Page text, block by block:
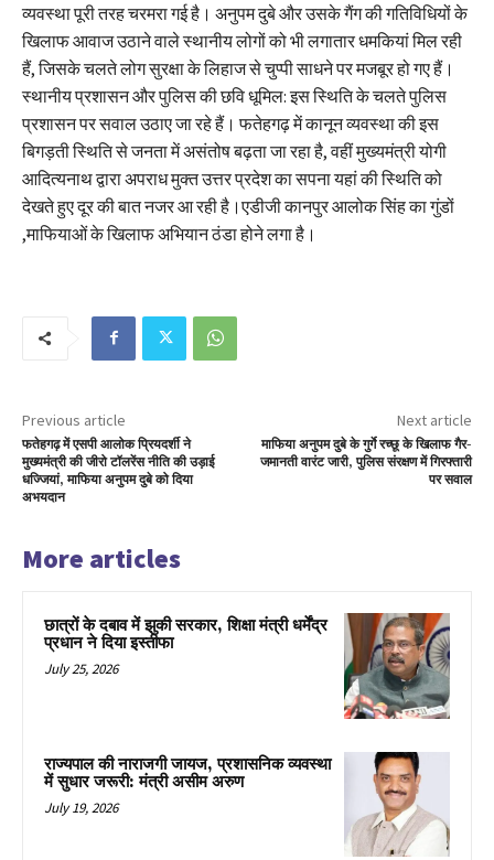
व्यवस्था पूरी तरह चरमरा गई है। अनुपम दुबे और उसके गैंग की गतिविधियों के
खिलाफ आवाज उठाने वाले स्थानीय लोगों को भी लगातार धमकियां मिल रही
हैं, जिसके चलते लोग सुरक्षा के लिहाज से चुप्पी साधने पर मजबूर हो गए हैं।
स्थानीय प्रशासन और पुलिस की छवि धूमिल: इस स्थिति के चलते पुलिस
प्रशासन पर सवाल उठाए जा रहे हैं। फतेहगढ़ में कानून व्यवस्था की इस
बिगड़ती स्थिति से जनता में असंतोष बढ़ता जा रहा है, वहीं मुख्यमंत्री योगी
आदित्यनाथ द्वारा अपराध मुक्त उत्तर प्रदेश का सपना यहां की स्थिति को
देखते हुए दूर की बात नजर आ रही है।एडीजी कानपुर आलोक सिंह का गुंडों
,माफियाओं के खिलाफ अभियान ठंडा होने लगा है।
Previous article
फतेहगढ़ में एसपी आलोक प्रियदर्शी ने
मुख्यमंत्री की जीरो टॉलरेंस नीति की उड़ाई
धज्जियां, माफिया अनुपम दुबे को दिया
अभयदान
Next article
माफिया अनुपम दुबे के गुर्गे रच्छू के खिलाफ गैर-
जमानती वारंट जारी, पुलिस संरक्षण में गिरफ्तारी
पर सवाल
More articles
छात्रों के दबाव में झुकी सरकार, शिक्षा मंत्री धर्मेंद्र
प्रधान ने दिया इस्तीफा
July 25, 2026
राज्यपाल की नाराजगी जायज, प्रशासनिक व्यवस्था
में सुधार जरूरी: मंत्री असीम अरुण
July 19, 2026